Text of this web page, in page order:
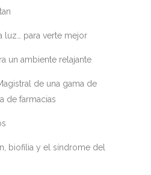
luz… para verte mejor
un ambiente relajante
de una gama de
de farmacias
biofilia y el síndrome del